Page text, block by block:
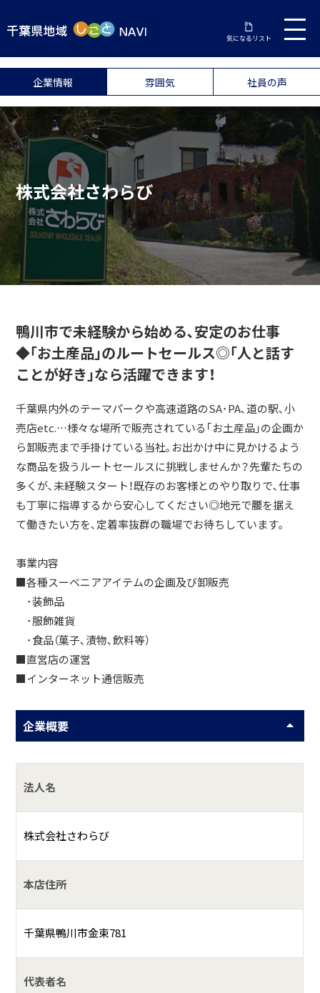
気になるリスト
企業情報 雰囲気 社員の声
株式会社さわらび
鴨川市で未経験から始める､安定のお仕事
◆｢お土産品｣のルートセールス◎｢人と話す
ことが好き｣なら活躍できます！
千葉県内外のテーマパークや高速道路のSA･PA､道の駅､小
売店etc.…様々な場所で販売されている｢お土産品｣の企画か
ら卸販売まで手掛けている当社｡お出かけ中に見かけるよう
な商品を扱うルートセールスに挑戦しませんか？先輩たちの
多くが､未経験スタート！既存のお客様とのやり取りで､仕事
も丁寧に指導するから安心してください◎地元で腰を据え
て働きたい方を､定着率抜群の職場でお待ちしています｡
事業内容
■各種スーベニアアイテムの企画及び卸販売
･装飾品
･服飾雑貨
･食品（菓子､漬物､飲料等）
■直営店の運営
■インターネット通信販売
企業概要
法人名
株式会社さわらび
本店住所
千葉県鴨川市金束781
代表者名